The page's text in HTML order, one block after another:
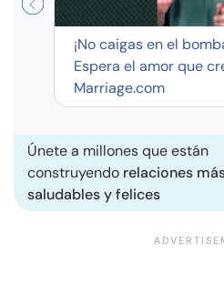
¡No caigas en el
Espera el amor que
Marriage.com
Únete a millones que están
construyendo relaciones
saludables y felices